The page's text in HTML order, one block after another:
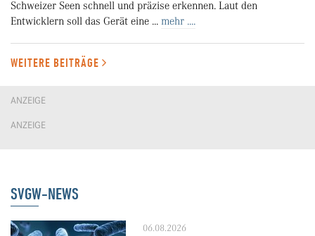
Schweizer Seen schnell und präzise erkennen. Laut den
Entwicklern soll das Gerät eine ... mehr ....
WEITERE BEITRÄGE
ANZEIGE
ANZEIGE
SVGW-NEWS
06.08.2026